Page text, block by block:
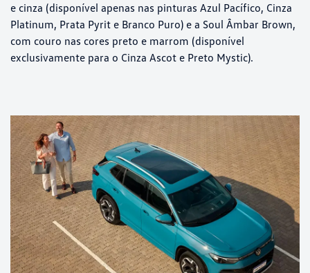
e cinza (disponível apenas nas pinturas Azul Pacífico, Cinza
Platinum, Prata Pyrit e Branco Puro) e a Soul Âmbar Brown,
com couro nas cores preto e marrom (disponível
exclusivamente para o Cinza Ascot e Preto Mystic).